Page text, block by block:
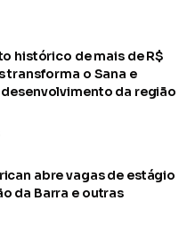
histórico de mais de R$
transforma o Sana e
da região
abre vagas de estágio
da Barra e outras